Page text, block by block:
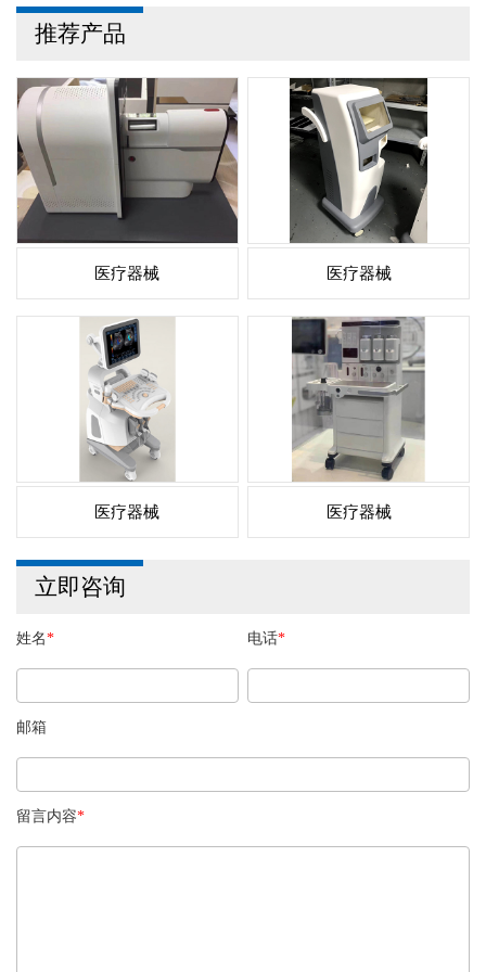
推荐产品
医疗器械 医疗器械
医疗器械 医疗器械
立即咨询
姓名* 电话*
邮箱
留言内容*